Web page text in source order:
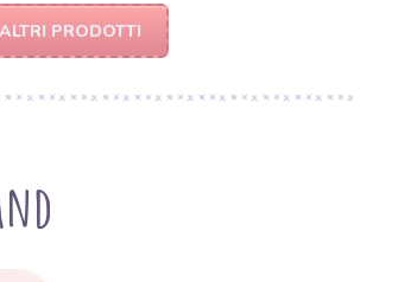
ALTRI PRODOTTI